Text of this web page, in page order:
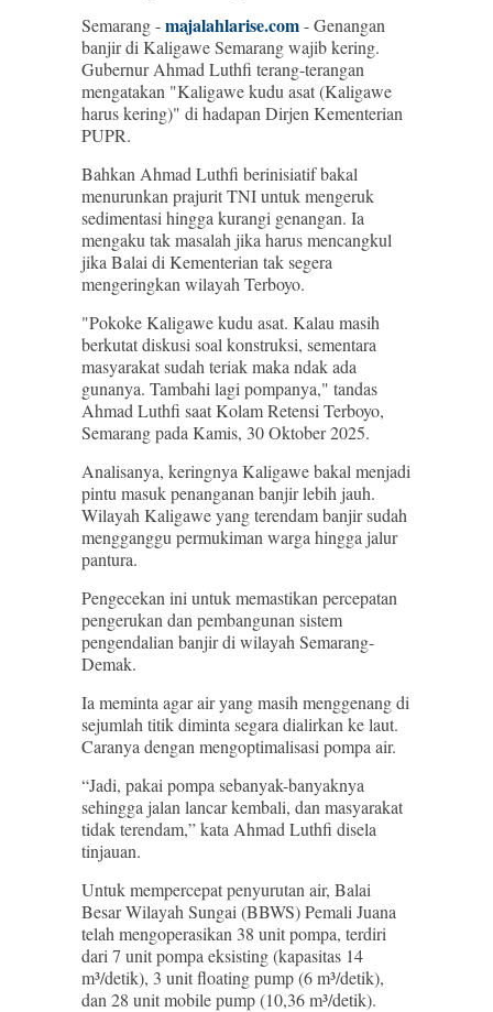
Semarang -majalahlarise.com- Genangan
banjir di Kaligawe Semarang wajib kering.
Gubernur Ahmad Luthfi terang-terangan
mengatakan "Kaligawe kudu asat (Kaligawe
harus kering)" di hadapan Dirjen Kementerian
PUPR.
Bahkan Ahmad Luthfi berinisiatif bakal
menurunkan prajurit TNI untuk mengeruk
sedimentasi hingga kurangi genangan. Ia
mengaku tak masalah jika harus mencangkul
jika Balai di Kementerian tak segera
mengeringkan wilayah Terboyo.
"Pokoke Kaligawe kudu asat. Kalau masih
berkutat diskusi soal konstruksi, sementara
masyarakat sudah teriak maka ndak ada
gunanya. Tambahi lagi pompanya," tandas
Ahmad Luthfi saat Kolam Retensi Terboyo,
Semarang pada Kamis, 30 Oktober 2025.
Analisanya, keringnya Kaligawe bakal menjadi
pintu masuk penanganan banjir lebih jauh.
Wilayah Kaligawe yang terendam banjir sudah
mengganggu permukiman warga hingga jalur
pantura.
Pengecekan ini untuk memastikan percepatan
pengerukan dan pembangunan sistem
pengendalian banjir di wilayah Semarang-
Demak.
Ia meminta agar air yang masih menggenang di
sejumlah titik diminta segara dialirkan ke laut.
Caranya dengan mengoptimalisasi pompa air.
“Jadi, pakai pompa sebanyak-banyaknya
sehingga jalan lancar kembali, dan masyarakat
tidak terendam,” kata Ahmad Luthfi disela
tinjauan.
Untuk mempercepat penyurutan air, Balai
Besar Wilayah Sungai (BBWS) Pemali Juana
telah mengoperasikan 38 unit pompa, terdiri
dari 7 unit pompa eksisting (kapasitas 14
m³/detik), 3 unit floating pump (6 m³/detik),
dan 28 unit mobile pump (10,36 m³/detik).